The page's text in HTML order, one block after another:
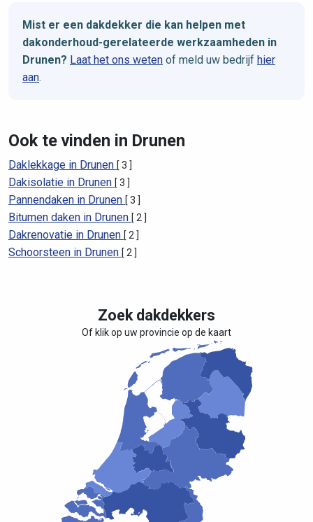
Mist er een dakdekker die kan helpen met
dakonderhoud-gerelateerde werkzaamheden in
Drunen? Laat het ons weten of meld uw bedrijf hier
aan.
Ook te vinden in Drunen
Daklekkage in Drunen [ 3 ]
Dakisolatie in Drunen [ 3 ]
Pannendaken in Drunen [ 3 ]
Bitumen daken in Drunen [ 2 ]
Dakrenovatie in Drunen [ 2 ]
Schoorsteen in Drunen [ 2 ]
Zoek dakdekkers
Of klik op uw provincie op de kaart